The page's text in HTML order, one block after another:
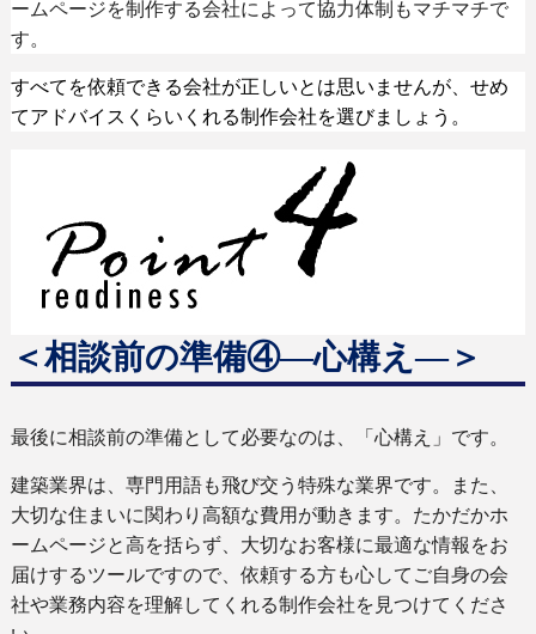
ームページを制作する会社によって協力体制もマチマチで
す。
すべてを依頼できる会社が正しいとは思いませんが、せめ
てアドバイスくらいくれる制作会社を選びましょう。
＜相談前の準備④―心構え―＞
最後に相談前の準備として必要なのは、「心構え」です。
建築業界は、専門用語も飛び交う特殊な業界です。また、
大切な住まいに関わり高額な費用が動きます。たかだかホ
ームページと高を括らず、大切なお客様に最適な情報をお
届けするツールですので、依頼する方も心してご自身の会
社や業務内容を理解してくれる制作会社を見つけてくださ